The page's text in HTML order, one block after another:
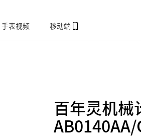
手表视频 移动端
百年灵机械